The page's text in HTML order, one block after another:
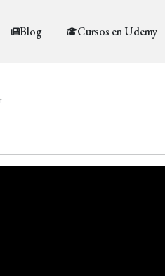
Blog Cursos en Udemy